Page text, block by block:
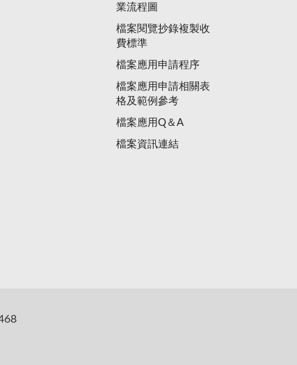
業流程圖
檔案閱覽抄錄複製收
費標準
檔案應用申請程序
檔案應用申請相關表
格及範例參考
檔案應用Q＆A
檔案資訊連結